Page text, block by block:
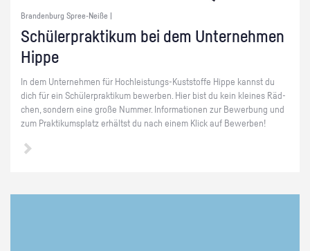
Brandenburg Spree-Neiße |
Schü­ler­prak­ti­kum bei dem Un­ter­neh­men
Hippe
In dem Un­ter­neh­men für Hoch­leis­tungs-Kust­stof­fe Hippe kannst du
dich für ein Schü­ler­prak­ti­kum be­wer­ben. Hier bist du kein klei­nes Räd­
chen, son­dern eine große Num­mer. In­for­ma­tio­nen zur Be­wer­bung und
zum Prak­ti­kums­platz er­hältst du nach einem Klick auf Be­wer­ben!